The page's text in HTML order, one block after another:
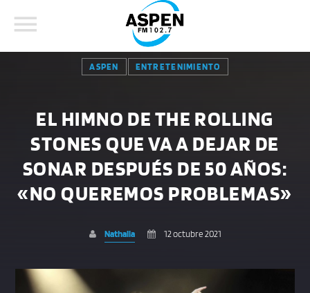
BUSCAR EN EL SITIO:
COMPARTE ESTA PÁGINA EN:
ASPEN ENTRETENIMIENTO
EL HIMNO DE THE ROLLING
STONES QUE VA A DEJAR DE
SONAR DESPUÉS DE 50 AÑOS:
«NO QUEREMOS PROBLEMAS»
Nathalia 12 octubre 2021